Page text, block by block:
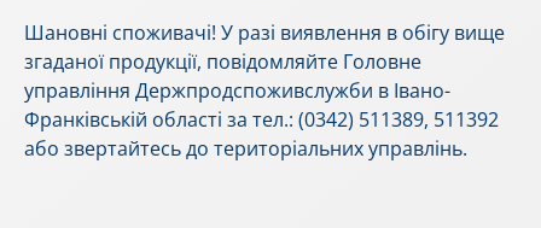
Шановні споживачі! У разі виявлення в обігу вище
згаданої продукції, повідомляйте Головне
управління Держпродспоживслужби в Івано-
Франківській області за тел.: (0342) 511389, 511392
або звертайтесь до територіальних управлінь.